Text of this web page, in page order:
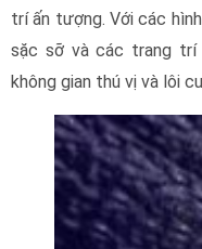
trí ấn tượng. Với các
sặc sỡ và các trang
không gian thú vị và lôi